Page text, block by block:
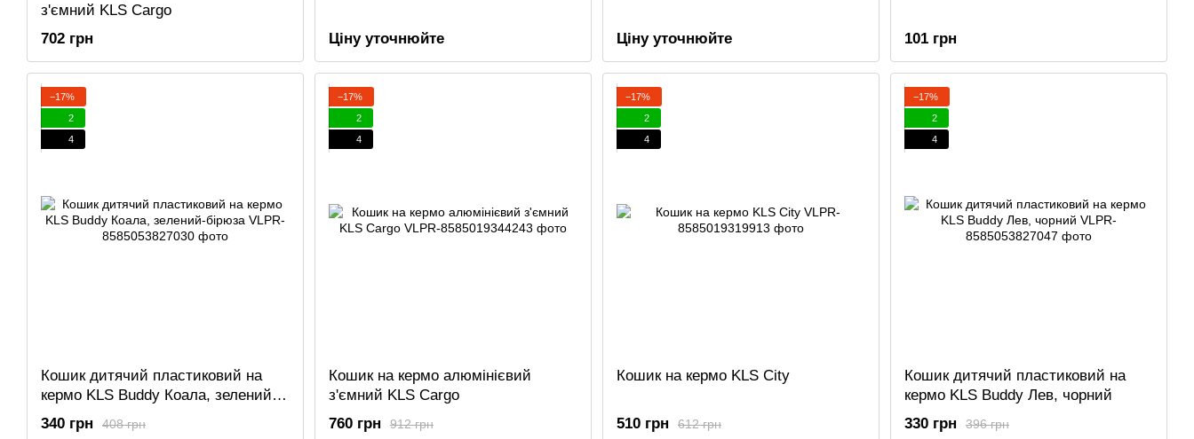
з'ємний KLS Cargo
702 грн
Ціну уточнюйте Ціну уточнюйте 101 грн
−17%
2
4
Кошик дитячий пластиковий на
кермо KLS Buddy Коала, зелений-
бірюза
408 грн
340 грн
−17%
2
4
Кошик на кермо алюмінієвий
з'ємний KLS Cargo
912 грн
760 грн
−17%
2
4
Кошик на кермо KLS City
612 грн
510 грн
−17%
2
4
Кошик дитячий пластиковий на
кермо KLS Buddy Лев, чорний
396 грн
330 грн